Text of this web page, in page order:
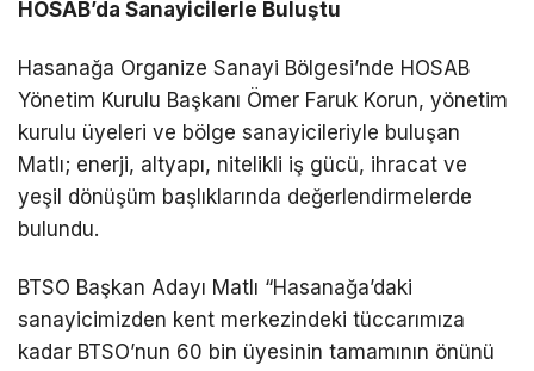
HOSAB’da Sanayicilerle Buluştu
Hasanağa Organize Sanayi Bölgesi’nde HOSAB
Yönetim Kurulu Başkanı Ömer Faruk Korun, yönetim
kurulu üyeleri ve bölge sanayicileriyle buluşan
Matlı; enerji, altyapı, nitelikli iş gücü, ihracat ve
yeşil dönüşüm başlıklarında değerlendirmelerde
bulundu.
BTSO Başkan Adayı Matlı “Hasanağa’daki
sanayicimizden kent merkezindeki tüccarımıza
kadar BTSO’nun 60 bin üyesinin tamamının önünü